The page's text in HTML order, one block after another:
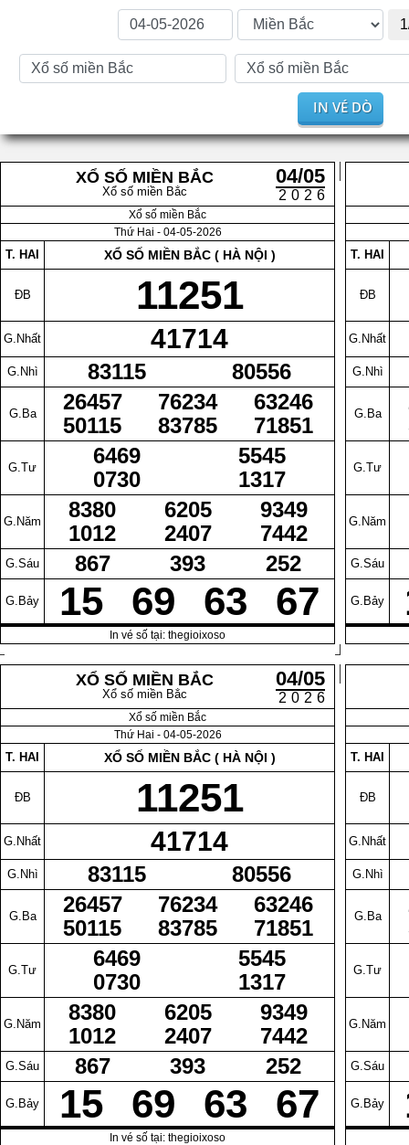
IN VÉ DÒ
04/05
2026
XỔ SỐ MIỀN BẮC
Xổ số miền Bắc
Xổ số miền Bắc
Thứ Hai - 04-05-2026
T. HAI XỔ SỐ MIỀN BẮC ( HÀ NỘI )
ĐB 11251
G.Nhất 41714
G.Nhì 83115 80556
G.Ba 26457 76234
63246
50115
83785 71851
G.Tư 6469
5545
0730
1317
G.Năm 8380 6205
9349
1012
2407 7442
G.Sáu 867 393 252
G.Bảy 15 69 63 67
In vé số tại: thegioixoso
T. HAI
ĐB
G.Nhất
G.Nhì
G.Ba
G.Tư
G.Năm
G.Sáu
G.Bảy
04/05
2026
XỔ SỐ MIỀN BẮC
Xổ số miền Bắc
Xổ số miền Bắc
Thứ Hai - 04-05-2026
T. HAI XỔ SỐ MIỀN BẮC ( HÀ NỘI )
ĐB 11251
G.Nhất 41714
G.Nhì 83115 80556
G.Ba 26457 76234
63246
50115
83785 71851
G.Tư 6469
5545
0730
1317
G.Năm 8380 6205
9349
1012
2407 7442
G.Sáu 867 393 252
G.Bảy 15 69 63 67
In vé số tại: thegioixoso
T. HAI
ĐB
G.Nhất
G.Nhì
G.Ba
G.Tư
G.Năm
G.Sáu
G.Bảy